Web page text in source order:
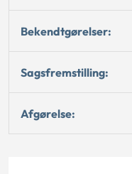
Bekendtgørelser:
Sagsfremstilling:
Afgørelse: